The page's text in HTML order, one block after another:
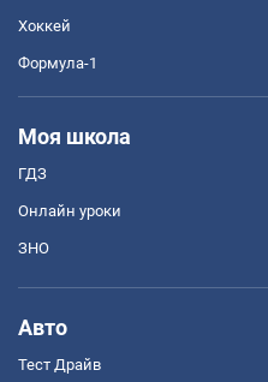
Хоккей
Формула-1
Моя школа
ГДЗ
Онлайн уроки
ЗНО
Авто
Тест Драйв